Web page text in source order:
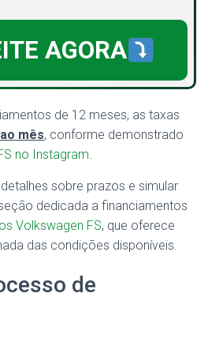
AGORA
de 12 meses, as taxas
mês, conforme demonstrado
no Instagram.
sobre prazos e simular
dedicada a financiamentos
Volkswagen FS, que oferece
das condições disponíveis.
de